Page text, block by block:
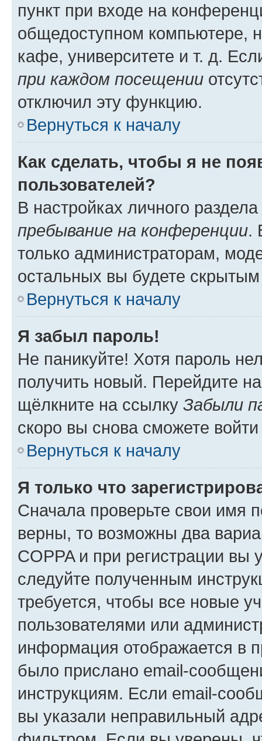
пункт при входе на
общедоступном компьютере,
кафе, университете и т. д.
при каждом посещении
отключил эту функцию.
Вернуться к началу
Как сделать, чтобы я не
пользователей?
В настройках личного
пребывание на конференции.
только администраторам,
остальных вы будете
Вернуться к началу
Я забыл пароль!
Не паникуйте! Хотя пароль
получить новый. Перейдите
щёлкните на ссылку Забыли
скоро вы снова сможете
Вернуться к началу
Я только что
Сначала проверьте свои имя
верны, то возможны два
COPPA и при регистрации вы
следуйте полученным
требуется, чтобы все новые
пользователями или
информация отображается в
было прислано email-
инструкциям. Если email-
вы указали неправильный